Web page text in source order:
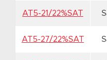
AT5-21/22%SAT
AT5-27/22%SAT